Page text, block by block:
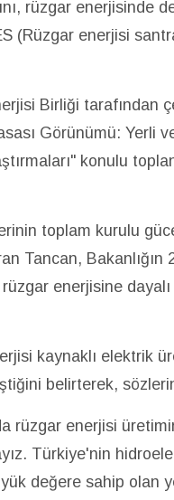
rüzgar enerjisinde
(Rüzgar enerjisi
Birliği tarafından
Görünümü: Yerli
konulu
toplam kurulu
Tancan,
enerjisine
kaynaklı elektrik
belirterek,
rüzgar enerjisi
Türkiye'nin
değere sahip olan